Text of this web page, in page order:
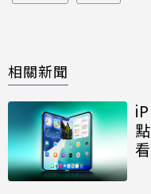
相關新聞